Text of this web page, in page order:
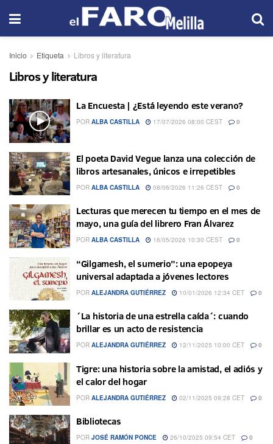
Inicio Etiqueta Libros y literatura
Libros y literatura
La Encuesta | ¿Está leyendo este verano?
POR ALBA CASTILLA 17/07/2026 08:00 CEST 0
El poeta David Vegue lanza una colección de
libros artesanales, únicos e irrepetibles
POR ALBA CASTILLA 08/06/2026 11:26 CEST 0
Lecturas que merecen tu tiempo en el mes de
mayo, una guía del librero Fran Álvarez
POR ALBA CASTILLA 16/05/2026 10:30 CEST 0
“Gilgamesh, el sumerio”: una epopeya
universal adaptada a jóvenes lectores
POR ALEJANDRA GUTIÉRREZ 10/01/2026 12:34 CET 0
´La historia de una estrella caída´: cuando
brillar es un acto de resistencia
POR ALEJANDRA GUTIÉRREZ 12/11/2025 10:00 CET 0
Tigre: una historia sobre la amistad, el adiós y
el calor del hogar
POR ALEJANDRA GUTIÉRREZ 02/11/2025 09:28 CET 0
Bibliotecas
POR JOSÉ RAMÓN PONCE 26/10/2025 09:54 CET 0